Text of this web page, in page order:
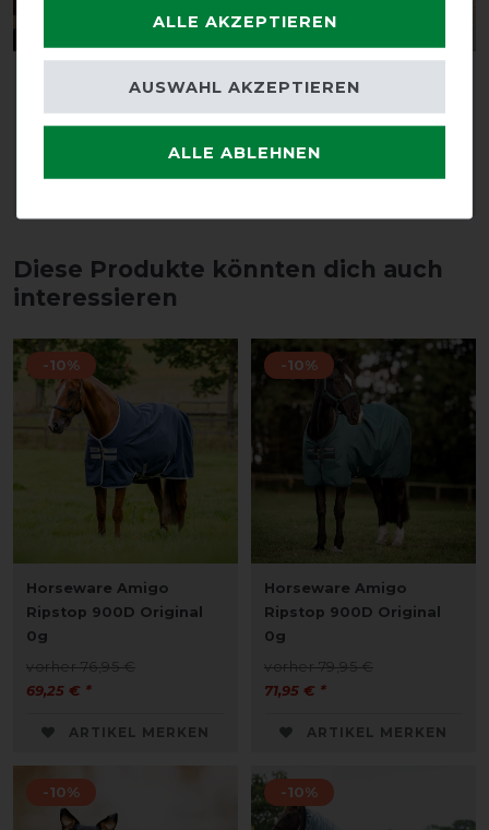
vorher 59,95 €
vorher 59,95 €
53,95 € *
Diese Produkte könnten dich auch
interessieren
-10%
Horseware Amigo
Ripstop 900D Original
0g
vorher 76,95 €
69,25 € *
ARTIKEL MERKEN
-10%
Horseware Amigo
Ripstop 900D Original
0g
vorher 79,95 €
71,95 € *
ARTIKEL MERKEN
-10% -10%
ALLE AKZEPTIEREN
ALLE ABLEHNEN
AUSWAHL AKZEPTIEREN